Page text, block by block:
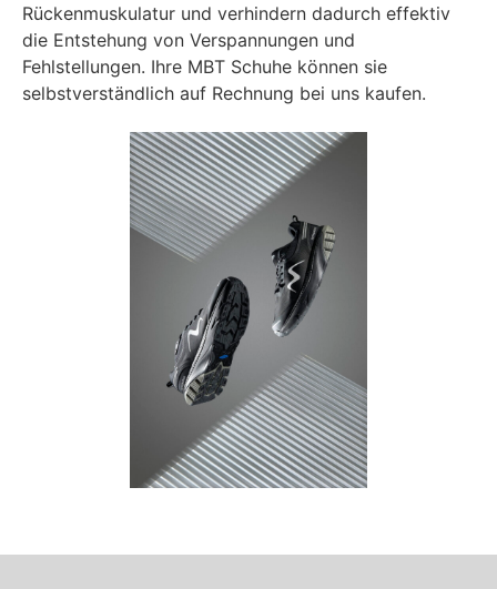
Rückenmuskulatur und verhindern dadurch effektiv
die Entstehung von Verspannungen und
Fehlstellungen. Ihre MBT Schuhe können sie
selbstverständlich auf Rechnung bei uns kaufen.